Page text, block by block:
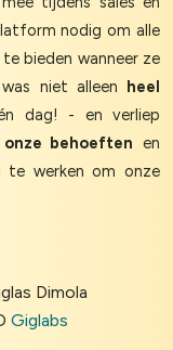
nodig om alle
bieden wanneer ze
niet alleen
heel
dag! - en verliep
onze behoeften en
te werken om onze
Dimola
Giglabs